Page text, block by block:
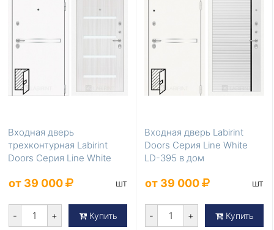
Входная дверь
трехконтурная Labirint
Doors Серия Line White
от 39 000 шт
- + Купить
Входная дверь Labirint
Doors Серия Line White
LD-395 в дом
от 39 000 шт
- + Купить